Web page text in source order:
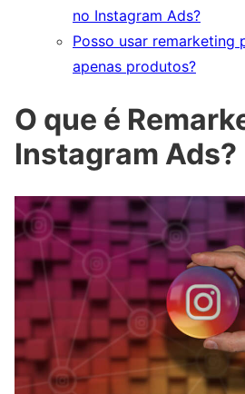
no Instagram Ads?
Posso usar remarketing
apenas produtos?
O que é
Instagram Ads?